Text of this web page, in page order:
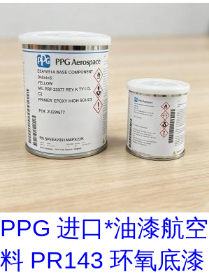
PPG 进口*油漆航
料 PR143 环氧底